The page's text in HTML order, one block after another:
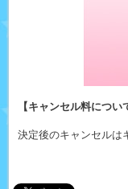
【キャンセル料につい
決定後のキャンセルは